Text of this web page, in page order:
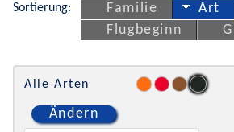
Sortierung: Familie Art
Flugbeginn
Alle Arten
Ändern